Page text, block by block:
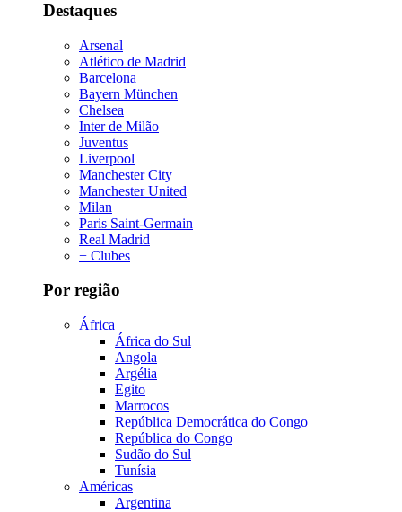
Destaques
Arsenal
Atlético de Madrid
Barcelona
Bayern München
Chelsea
Inter de Milão
Juventus
Liverpool
Manchester City
Manchester United
Milan
Paris Saint-Germain
Real Madrid
+ Clubes
Por região
África
África do Sul
Angola
Argélia
Egito
Marrocos
República Democrática do Congo
República do Congo
Sudão do Sul
Tunísia
Américas
Argentina